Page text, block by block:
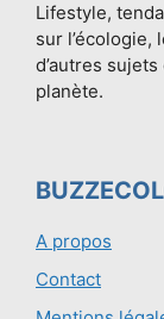
Lifestyle,
sur
d’autres
planète.
A propos
Contact